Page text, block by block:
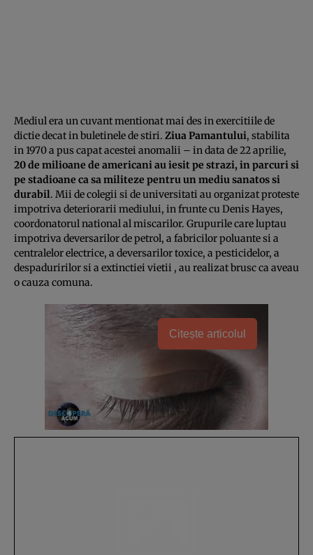
Mediul era un cuvant mentionat mai des in exercitiile de
dictie decat in buletinele de stiri. Ziua Pamantului, stabilita
in 1970 a pus capat acestei anomalii – in data de 22 aprilie,
20 de milioane de americani au iesit pe strazi, in parcuri si
pe stadioane ca sa militeze pentru un mediu sanatos si
durabil. Mii de colegii si de universitati au organizat proteste
impotriva deteriorarii mediului, in frunte cu Denis Hayes,
coordonatorul national al miscarilor. Grupurile care luptau
impotriva deversarilor de petrol, a fabricilor poluante si a
centralelor electrice, a deversarilor toxice, a pesticidelor, a
despaduririlor si a extinctiei vietii , au realizat brusc ca aveau
o cauza comuna.
Citește articolul